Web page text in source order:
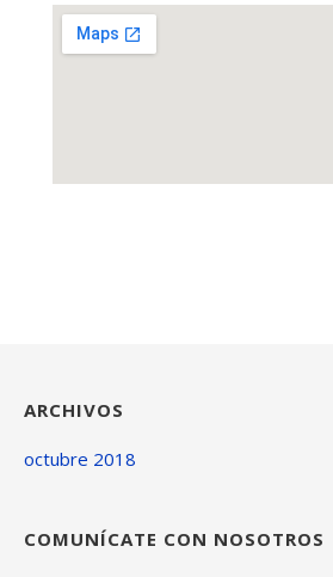
ARCHIVOS
octubre 2018
COMUNÍCATE CON NOSOTROS